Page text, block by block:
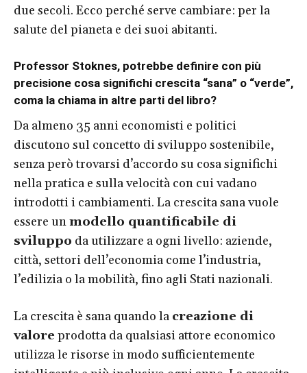
due secoli. Ecco perché serve cambiare: per la
salute del pianeta e dei suoi abitanti.
Professor Stoknes, potrebbe definire con più
precisione cosa significhi crescita “sana” o “verde”,
coma la chiama in altre parti del libro?
Da almeno 35 anni economisti e politici
discutono sul concetto di sviluppo sostenibile,
senza però trovarsi d’accordo su cosa significhi
nella pratica e sulla velocità con cui vadano
introdotti i cambiamenti. La crescita sana vuole
essere unmodello quantificabile di
sviluppo da utilizzare a ogni livello: aziende,
città, settori dell’economia come l’industria,
l’edilizia o la mobilità, fino agli Stati nazionali.
La crescita è sana quando la creazione di
valore prodotta da qualsiasi attore economico
utilizza le risorse in modo sufficientemente